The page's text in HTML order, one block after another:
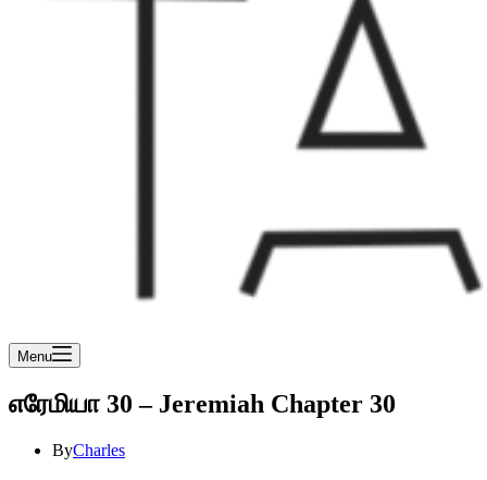
Menu
எரேமியா 30 – Jeremiah Chapter 30
ByCharles